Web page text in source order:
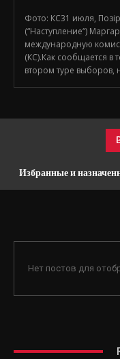
Фото: КС31 июля,
(“Наступление“)
международную
(КС).Как сообщается в
втором туре выборов,
Избранные и
Нет постов для